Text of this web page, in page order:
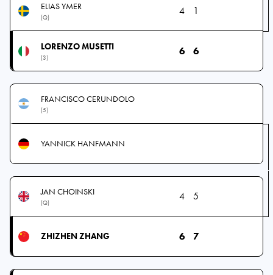
ELIAS YMER
(Q)
4 1
LORENZO MUSETTI
(3)
6 6
FRANCISCO CERUNDOLO
(5)
YANNICK HANFMANN
JAN CHOINSKI
(Q)
4 5
ZHIZHEN ZHANG 6 7